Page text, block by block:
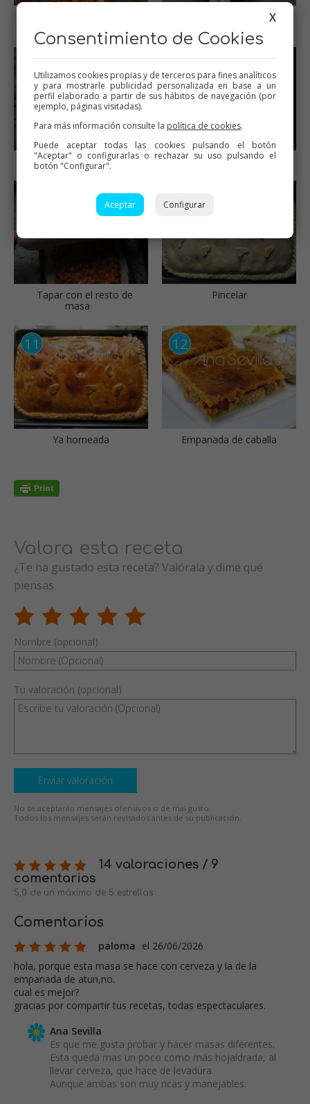
Masa empanada de
Reposar tapada Extender el relleno
Tapar con el resto de
masa
Pincelar
Ya horneada Empanada de caballa
Valora esta receta
¿Te ha gustado esta receta? Valórala y dime qué
piensas
Nombre (opcional)
Tu valoración (opcional)
Enviar valoración
No se aceptarán mensajes ofensivos o de mal gusto.
Todos los mensajes serán revisados antes de su publicación.
14 valoraciones / 9
comentarios
5,0 de un máximo de 5 estrellas
Comentarios
paloma el 26/06/2026
hola, porque esta masa se hace con cerveza y la de la
empanada de atun,no.
cual es mejor?
gracias por compartir tus recetas, todas espectaculares.
Ana Sevilla
Es que me gusta probar y hacer masas diferentes.
Esta queda mas un poco como más hojaldrada, al
llevar cerveza, que hace de levadura.
Aunque ambas son muy ricas y manejables.
X
Consentimiento de Cookies
Utilizamos cookies propias y de terceros para fines analíticos
y para mostrarle publicidad personalizada en base a un
perfil elaborado a partir de sus hábitos de navegación (por
ejemplo, páginas visitadas).
Para más información consulte la política de cookies.
Puede aceptar todas las cookies pulsando el botón
"Aceptar" o configurarlas o rechazar su uso pulsando el
botón "Configurar".
Aceptar Configurar